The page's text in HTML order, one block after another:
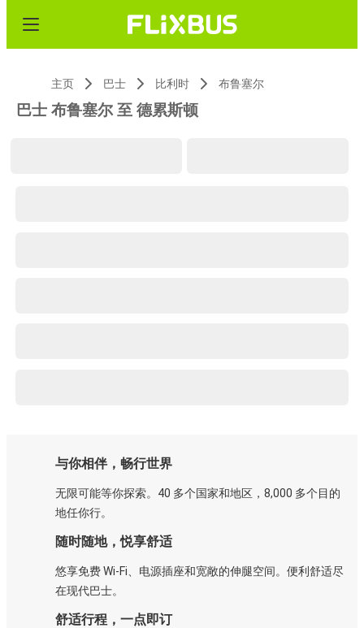
主页 巴士 比利时 布鲁塞尔
巴士 布鲁塞尔 至 德累斯顿
与你相伴，畅行世界
无限可能等你探索。40 多个国家和地区，8,000 多个目的
地任你行。
随时随地，悦享舒适
悠享免费 Wi-Fi、电源插座和宽敞的伸腿空间。便利舒适尽
在现代巴士。
舒适行程，一点即订